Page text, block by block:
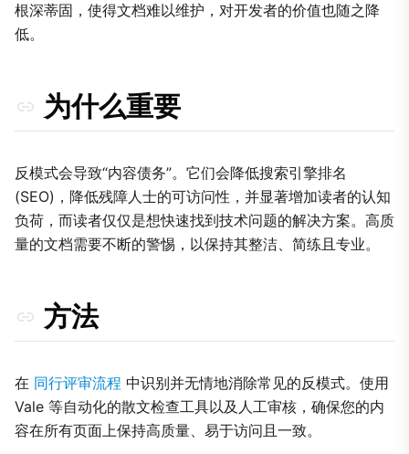
根深蒂固，使得文档难以维护，对开发者的价值也随之降
低。
为什么重要
反模式会导致“内容债务”。它们会降低搜索引擎排名
(SEO)，降低残障人士的可访问性，并显著增加读者的认知
负荷，而读者仅仅是想快速找到技术问题的解决方案。高质
量的文档需要不断的警惕，以保持其整洁、简练且专业。
方法
在 同行评审流程 中识别并无情地消除常见的反模式。使用
Vale 等自动化的散文检查工具以及人工审核，确保您的内
容在所有页面上保持高质量、易于访问且一致。